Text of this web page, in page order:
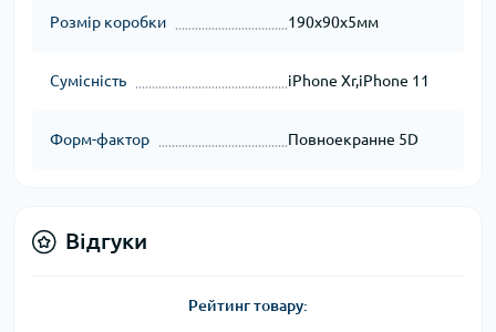
Розмір коробки 190x90x5мм
Сумісність iPhone Xr,iPhone 11
Форм-фактор Повноекранне 5D
Відгуки
Рейтинг товару: